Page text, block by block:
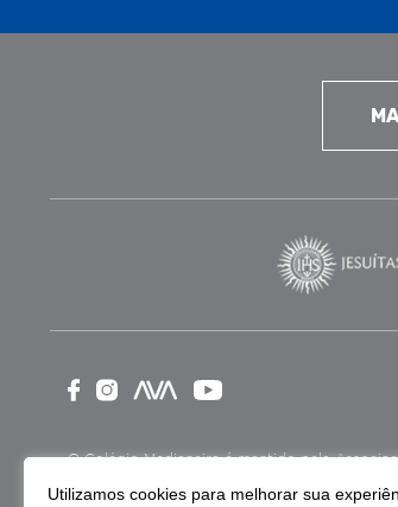
O Colégio Medianeira é mantido pela
Utilizamos cookies para melhorar sua